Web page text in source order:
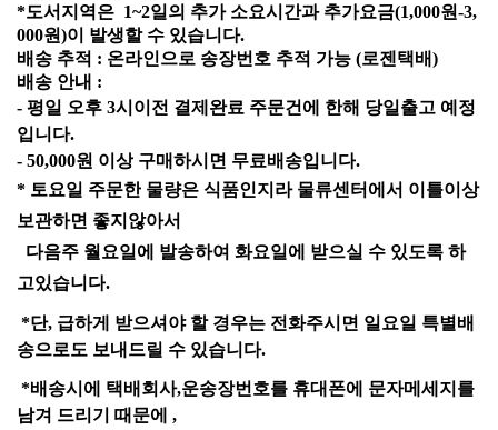
*도서지역은 1~2일의 추가 소요시간과 추가요금(1,000원-3,
000원)이 발생할 수 있습니다.
배송 추적 : 온라인으로 송장번호 추적 가능 (로젠택배)
배송 안내 :
- 평일 오후 3시이전 결제완료 주문건에 한해 당일출고 예정
입니다.
- 50,000원 이상 구매하시면 무료배송입니다.
* 토요일 주문한 물량은 식품인지라 물류센터에서 이틀이상
보관하면 좋지않아서
다음주 월요일에 발송하여 화요일에 받으실 수 있도록 하
고있습니다.
*단, 급하게 받으셔야 할 경우는 전화주시면 일요일 특별배
송으로도 보내드릴 수 있습니다.
*배송시에 택배회사,운송장번호를 휴대폰에 문자메세지를
남겨 드리기 때문에 ,